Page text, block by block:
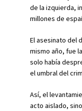
de la izquierda,
millones de
El asesinato del
mismo año, fue
solo había
el umbral del
Así, el
acto aislado,